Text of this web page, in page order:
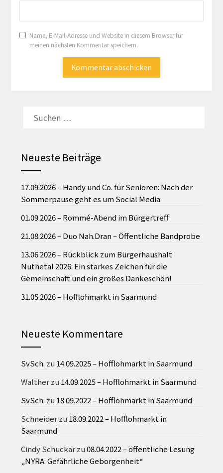
Name, E-Mail-Adresse und Website in diesem Browser für
meinen nächsten Kommentar speichern.
NACH:
Neueste Beiträge
17.09.2026 – Handy und Co. für Senioren: Nach der
Sommerpause geht es um Social Media
01.09.2026 – Rommé-Abend im Bürgertreff
21.08.2026 – Duo Nah.Dran – Öffentliche Bandprobe
13.06.2026 – Rückblick zum Bürgerhaushalt
Nuthetal 2026: Ein starkes Zeichen für die
Gemeinschaft und ein großes Dankeschön!
31.05.2026 – Hofflohmarkt in Saarmund
Neueste Kommentare
SvSch. zu 14.09.2025 – Hofflohmarkt in Saarmund
Waltherzu 14.09.2025 – Hofflohmarkt in Saarmund
SvSch. zu 18.09.2022 – Hofflohmarkt in Saarmund
Schneiderzu 18.09.2022 – Hofflohmarkt in
Saarmund
Cindy Schuckarzu08.04.2022 – öffentliche Lesung
„NYRA: Gefährliche Geborgenheit“